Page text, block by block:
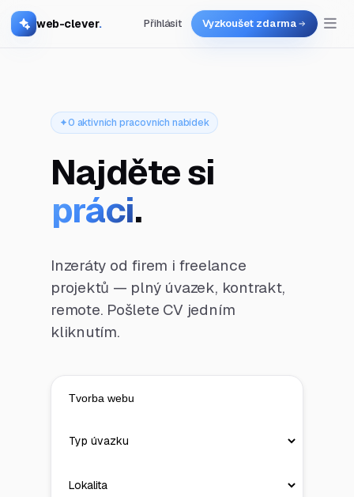
web-clever. Přihlásit Vyzkoušet zdarma
0 aktivních pracovních nabídek
Najděte si
práci.
Inzeráty od firem i freelance
projektů — plný úvazek, kontrakt,
remote. Pošlete CV jedním
kliknutím.